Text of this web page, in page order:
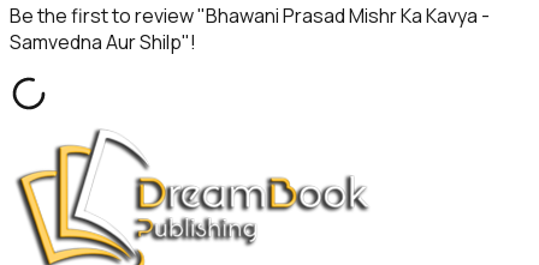
Be the first to review "Bhawani Prasad Mishr Ka Kavya -
Samvedna Aur Shilp"!